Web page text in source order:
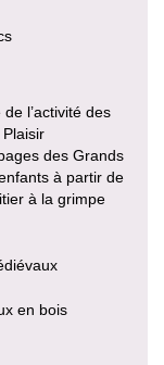
l’activité des
des Grands
à partir de
à la grimpe
en bois